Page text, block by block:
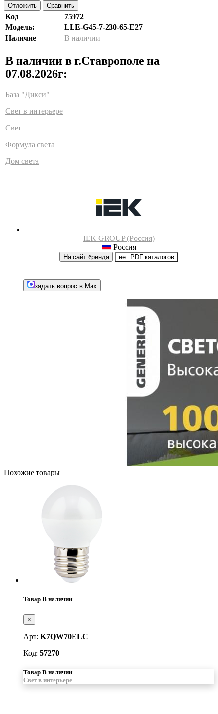
Отложить
Сравнить
Код
75972
Модель:
LLE-G45-7-230-65-E27
Наличие
В наличии
В наличии в г.Ставрополе на
07.08.2026г:
База "Дикси"
Свет в интерьере
Свет
Формула света
Дом света
IEK GROUP (Россия)
Россия
На сайт бренда нет PDF каталогов
задать вопрос в Max
Похожие товары
Товар В наличии
×
Арт: K7QW70ELC
Код: 57270
Товар В наличии
Свет в интерьере